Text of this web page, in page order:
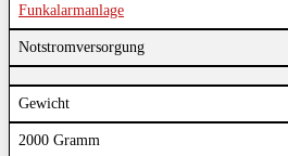
Funkalarmanlage
Notstromversorgung
Gewicht
2000 Gramm